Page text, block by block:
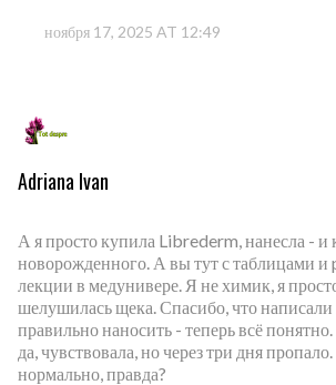
ноября 17, 2025 AT 12:49
Adriana Ivan
А я просто купила Librederm, нанесла - и
новорожденного. А вы тут с таблицами и
лекции в медунивере. Я не химик, я
шелушилась щека. Спасибо, что написали
правильно наносить - теперь всё
да, чувствовала, но через три дня
нормально, правда?